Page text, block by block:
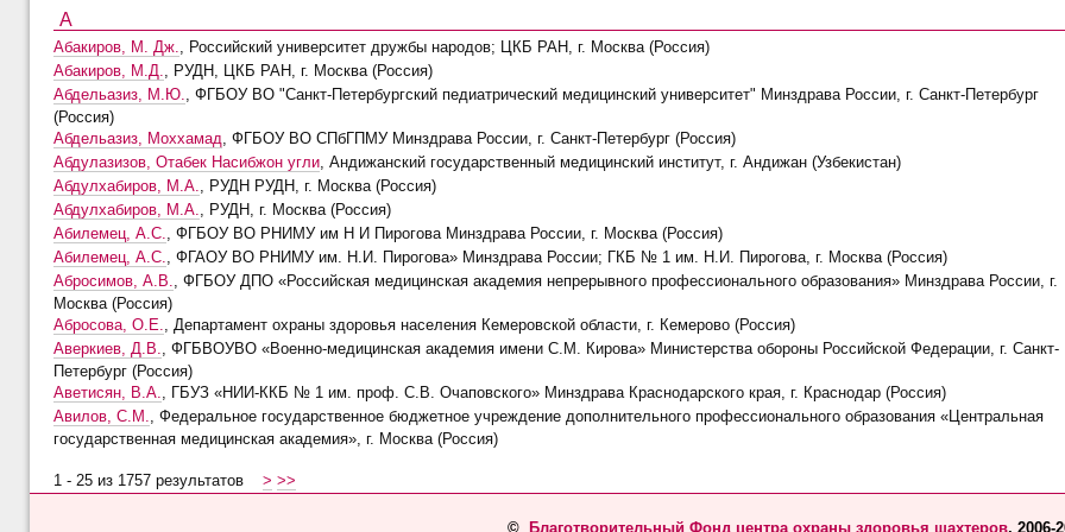
А
Абакиров, М. Дж., Российский университет дружбы народов; ЦКБ РАН, г. Москва (Россия)
Абакиров, М.Д., РУДН, ЦКБ РАН, г. Москва (Россия)
Абдельазиз, М.Ю., ФГБОУ ВО "Санкт-Петербургский педиатрический медицинский университет" Минздрава России, г. Санкт-Петербург
(Россия)
Абдельазиз, Моххамад, ФГБОУ ВО СПбГПМУ Минздрава России, г. Санкт-Петербург (Россия)
Абдулазизов, Отабек Насибжон угли, Андижанский государственный медицинский институт, г. Андижан (Узбекистан)
Абдулхабиров, М.А., РУДН РУДН, г. Москва (Россия)
Абдулхабиров, М.А., РУДН, г. Москва (Россия)
Абилемец, А.С., ФГБОУ ВО РНИМУ им Н И Пирогова Минздрава России, г. Москва (Россия)
Абилемец, А.С., ФГАОУ ВО РНИМУ им. Н.И. Пирогова» Минздрава России; ГКБ № 1 им. Н.И. Пирогова, г. Москва (Россия)
Абросимов, А.В., ФГБОУ ДПО «Российская медицинская академия непрерывного профессионального образования» Минздрава России, г.
Москва (Россия)
Абросова, О.Е., Департамент охраны здоровья населения Кемеровской области, г. Кемерово (Россия)
Аверкиев, Д.В., ФГБВОУВО «Военно-медицинская академия имени С.М. Кирова» Министерства обороны Российской Федерации, г. Санкт-
Петербург (Россия)
Аветисян, В.А., ГБУЗ «НИИ-ККБ № 1 им. проф. С.В. Очаповского» Минздрава Краснодарского края, г. Краснодар (Россия)
Авилов, С.М., Федеральное государственное бюджетное учреждение дополнительного профессионального образования «Центральная
государственная медицинская академия», г. Москва (Россия)
1 - 25 из 1757 результатов > >>
© Благотворительный Фонд центра охраны здоровья шахтеров, 2006-